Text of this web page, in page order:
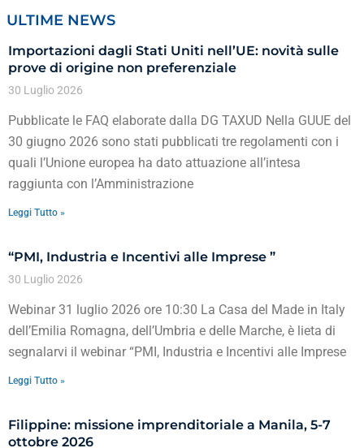
ULTIME NEWS
Importazioni dagli Stati Uniti nell’UE: novità sulle
prove di origine non preferenziale
30 Luglio 2026
Pubblicate le FAQ elaborate dalla DG TAXUD Nella GUUE del
30 giugno 2026 sono stati pubblicati tre regolamenti con i
quali l’Unione europea ha dato attuazione all’intesa
raggiunta con l’Amministrazione
Leggi Tutto »
“PMI, Industria e Incentivi alle Imprese ”
30 Luglio 2026
Webinar 31 luglio 2026 ore 10:30 La Casa del Made in Italy
dell’Emilia Romagna, dell’Umbria e delle Marche, è lieta di
segnalarvi il webinar “PMI, Industria e Incentivi alle Imprese
Leggi Tutto »
Filippine: missione imprenditoriale a Manila, 5-7
ottobre 2026